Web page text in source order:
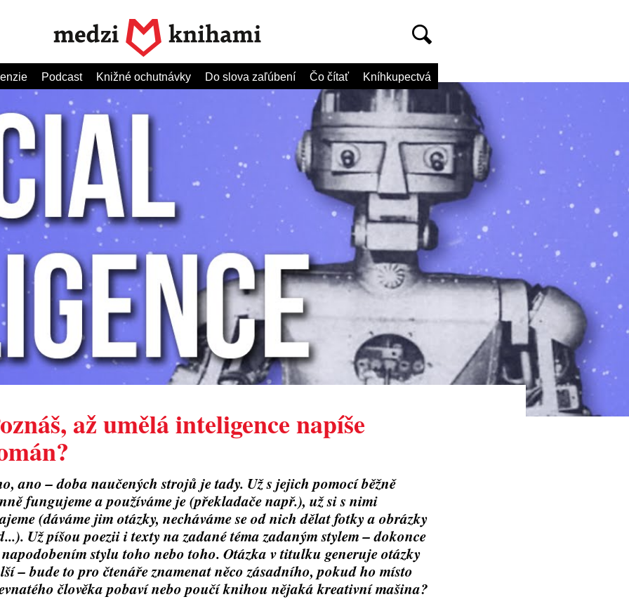
Podcast Knižné ochutnávky Do slova zaľúbení Čo čítať Kníhkupectvá
až umělá inteligence napíše
ano – doba naučených strojů je tady. Už s jejich pomocí běžně
fungujeme a používáme je (překladače např.), už si s nimi
(dáváme jim otázky, necháváme se od nich dělat fotky a obrázky
Už píšou poezii i texty na zadané téma zadaným stylem – dokonce
stylu toho nebo toho. Otázka v titulku generuje otázky
– bude to pro čtenáře znamenat něco zásadního, pokud ho místo
člověka pobaví nebo poučí knihou nějaká kreativní mašina?